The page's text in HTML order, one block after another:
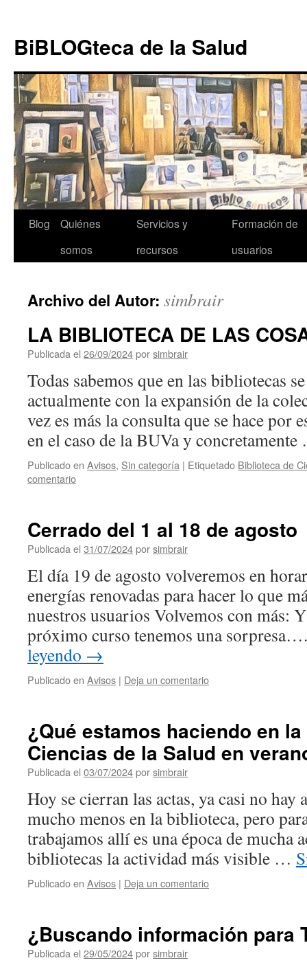
contenido
BiBLOGteca de la Salud
Blog
Quiénes
somos
Servicios y
recursos
Formación de
usuarios
Archivo del Autor: simbrair
LA BIBLIOTECA DE LAS
Publicada el 26/09/2024porsimbrair
Todas sabemos que en las bibliotecas
actualmente con la expansión de la
vez es más la consulta que se hace por
en el caso de la BUVa y
Publicado en Avisos, Sin categoría | Etiquetado Biblioteca de
comentario
Cerrado del 1 al 18 de agosto
Publicada el 31/07/2024porsimbrair
El día 19 de agosto volveremos en
energías renovadas para hacer lo que
nuestros usuarios Volvemos con más:
próximo curso tenemos una
leyendo →
Publicado en Avisos | Deja un comentario
¿Qué estamos haciendo en
Ciencias de la Salud en
Publicada el 03/07/2024porsimbrair
Hoy se cierran las actas, ya casi no hay
mucho menos en la biblioteca, pero
trabajamos allí es una época de mucha
bibliotecas la actividad más visible …
Publicado en Avisos | Deja un comentario
¿Buscando información para
Publicada el 29/05/2024porsimbrair